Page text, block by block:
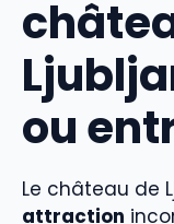
ou
Le château de
attraction